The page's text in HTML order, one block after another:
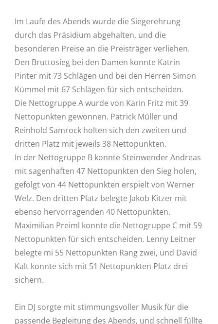
Im Laufe des Abends wurde die Siegerehrung
durch das Präsidium abgehalten, und die
besonderen Preise an die Preisträger verliehen.
Den Bruttosieg bei den Damen konnte Katrin
Pinter mit 73 Schlägen und bei den Herren Simon
Kümmel mit 67 Schlägen für sich entscheiden.
Die Nettogruppe A wurde von Karin Fritz mit 39
Nettopunkten gewonnen. Patrick Müller und
Reinhold Samrock holten sich den zweiten und
dritten Platz mit jeweils 38 Nettopunkten.
In der Nettogruppe B konnte Steinwender Andreas
mit sagenhaften 47 Nettopunkten den Sieg holen,
gefolgt von 44 Nettopunkten erspielt von Werner
Welz. Den dritten Platz belegte Jakob Kitzer mit
ebenso hervorragenden 40 Nettopunkten.
Maximilian Preiml konnte die Nettogruppe C mit 59
Nettopunkten für sich entscheiden. Lenny Leitner
belegte mi 55 Nettopunkten Rang zwei, und David
Kalt konnte sich mit 51 Nettopunkten Platz drei
sichern.
Ein DJ sorgte mit stimmungsvoller Musik für die
passende Begleitung des Abends, und schnell füllte